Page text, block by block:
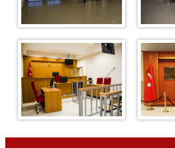
1. Sulh Hukuk Mahkemesi
2. Sulh Hukuk Mahkemesi
3. Sulh Hukuk Mahkemesi
Kadastro Mahkemesi
İcra Hukuk Mahkemesi
İcra Daireleri